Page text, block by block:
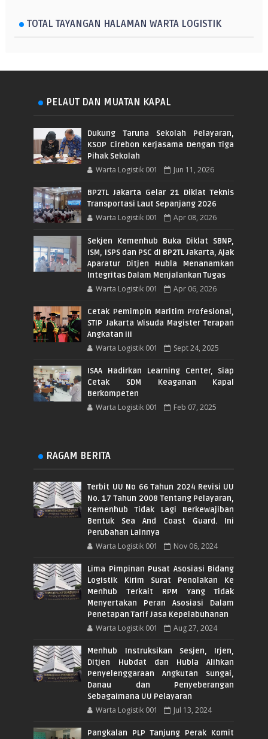
TOTAL TAYANGAN HALAMAN WARTA LOGISTIK
PELAUT DAN MUATAN KAPAL
Dukung Taruna Sekolah Pelayaran,
KSOP Cirebon Kerjasama Dengan Tiga
Pihak Sekolah
Warta Logistik 001 Jun 11, 2026
BP2TL Jakarta Gelar 21 Diklat Teknis
Transportasi Laut Sepanjang 2026
Warta Logistik 001 Apr 08, 2026
Sekjen Kemenhub Buka Diklat SBNP,
ISM, ISPS dan PSC di BP2TL Jakarta, Ajak
Aparatur Ditjen Hubla Menanamkan
Integritas Dalam Menjalankan Tugas
Warta Logistik 001 Apr 06, 2026
Cetak Pemimpin Maritim Profesional,
STIP Jakarta Wisuda Magister Terapan
Angkatan III
Warta Logistik 001 Sept 24, 2025
ISAA Hadirkan Learning Center, Siap
Cetak SDM Keaganan Kapal
Berkompeten
Warta Logistik 001 Feb 07, 2025
RAGAM BERITA
Terbit UU No 66 Tahun 2024 Revisi UU
No. 17 Tahun 2008 Tentang Pelayaran,
Kemenhub Tidak Lagi Berkewajiban
Bentuk Sea And Coast Guard. Ini
Perubahan Lainnya
Warta Logistik 001 Nov 06, 2024
Lima Pimpinan Pusat Asosiasi Bidang
Logistik Kirim Surat Penolakan Ke
Menhub Terkait RPM Yang Tidak
Menyertakan Peran Asosiasi Dalam
Penetapan Tarif Jasa Kepelabuhanan
Warta Logistik 001 Aug 27, 2024
Menhub Instruksikan Sesjen, Irjen,
Ditjen Hubdat dan Hubla Alihkan
Penyelenggaraan Angkutan Sungai,
Danau dan Penyeberangan
Sebagaimana UU Pelayaran
Warta Logistik 001 Jul 13, 2024
Pangkalan PLP Tanjung Perak Komit